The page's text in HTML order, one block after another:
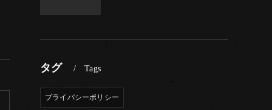
タグ Tags
プライバシーポリシー